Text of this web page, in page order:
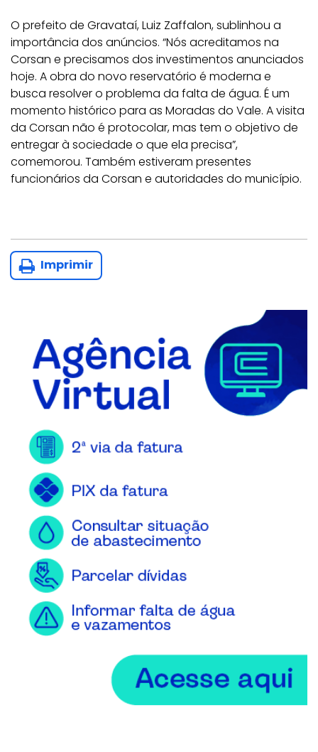
O prefeito de Gravataí, Luiz Zaffalon, sublinhou a
importância dos anúncios. “Nós acreditamos na
Corsan e precisamos dos investimentos anunciados
hoje. A obra do novo reservatório é moderna e
busca resolver o problema da falta de água. É um
momento histórico para as Moradas do Vale. A visita
da Corsan não é protocolar, mas tem o objetivo de
entregar à sociedade o que ela precisa”,
comemorou. Também estiveram presentes
funcionários da Corsan e autoridades do município.
Imprimir